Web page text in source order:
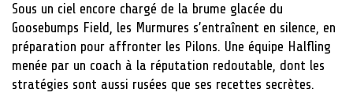
Sous un ciel encore chargé de la brume glacée du
Goosebumps Field, les Murmures s’entraînent en silence, en
préparation pour affronter les Pilons. Une équipe Halfling
menée par un coach à la réputation redoutable, dont les
stratégies sont aussi rusées que ses recettes secrètes.